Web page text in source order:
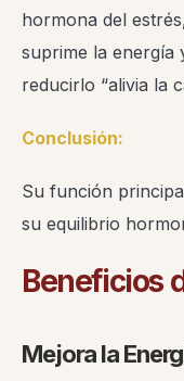
hormona del
suprime la energía
reducirlo “alivia la
Conclusión:
Su función
su equilibrio
Beneficios
Mejora la